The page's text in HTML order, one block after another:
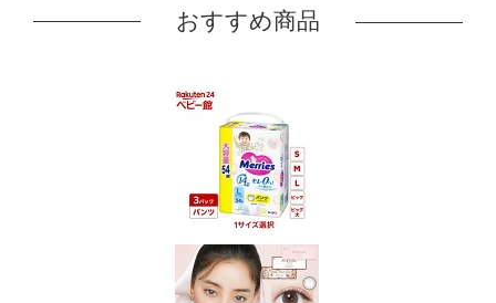
おすすめ商品